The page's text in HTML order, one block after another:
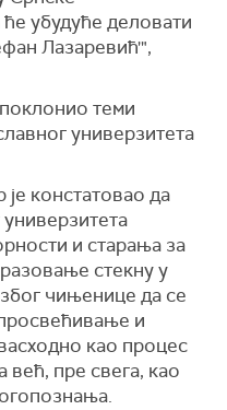
убудуће деловати
Лазаревић'",
теми
универзитета
је констатовао да
и старања за
стекну у
чињенице да се
и
као процес
пре свега, као